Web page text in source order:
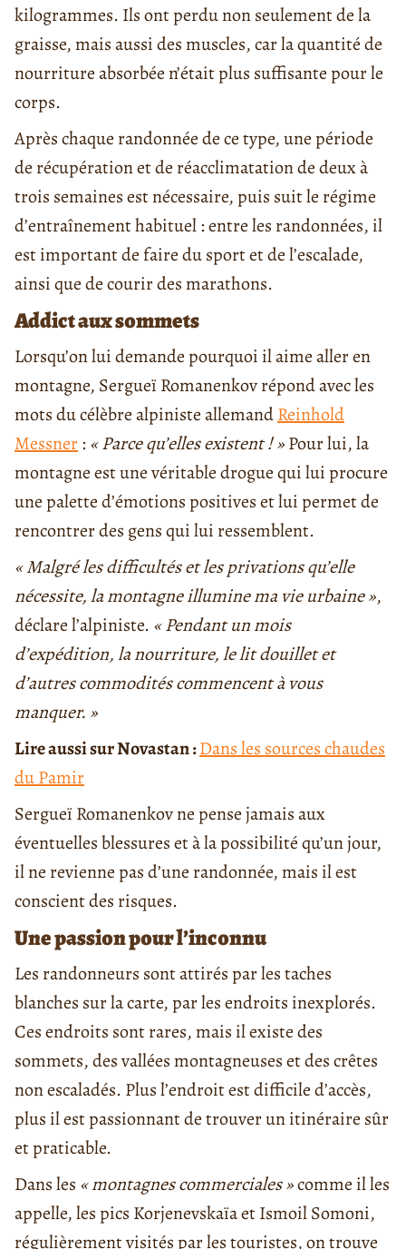
kilogrammes. Ils ont perdu non seulement de la
graisse, mais aussi des muscles, car la quantité de
nourriture absorbée n’était plus suffisante pour le
corps.
Après chaque randonnée de ce type, une période
de récupération et de réacclimatation de deux à
trois semaines est nécessaire, puis suit le régime
d’entraînement habituel : entre les randonnées, il
est important de faire du sport et de l’escalade,
ainsi que de courir des marathons.
Addict aux sommets
Lorsqu’on lui demande pourquoi il aime aller en
montagne, Sergueï Romanenkov répond avec les
mots du célèbre alpiniste allemandReinhold
Messner: « Parce qu’elles existent ! »Pour lui, la
montagne est une véritable drogue qui lui procure
une palette d’émotions positives et lui permet de
rencontrer des gens qui lui ressemblent.
« Malgré les difficultés et les privations qu’elle
nécessite, la montagne illumine ma vie urbaine »,
déclare l’alpiniste. « Pendant un mois
d’expédition, la nourriture, le lit douillet et
d’autres commodités commencent à vous
manquer. »
Lire aussi sur Novastan :Dans les sources chaudes
du Pamir
Sergueï Romanenkov ne pense jamais aux
éventuelles blessures et à la possibilité qu’un jour,
il ne revienne pas d’une randonnée, mais il est
conscient des risques.
Une passion pour l’inconnu
Les randonneurs sont attirés par les taches
blanches sur la carte, par les endroits inexplorés.
Ces endroits sont rares, mais il existe des
sommets, des vallées montagneuses et des crêtes
non escaladés. Plus l’endroit est difficile d’accès,
plus il est passionnant de trouver un itinéraire sûr
et praticable.
Dans les « montagnes commerciales »comme il les
appelle, les pics Korjenevskaïa et Ismoil Somoni,
régulièrement visités par les touristes, on trouve